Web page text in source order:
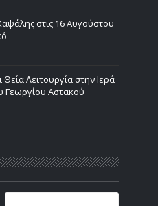
στις 16 Αυγούστου
Λειτουργία στην Ιερά
Γεωργίου Αστακού